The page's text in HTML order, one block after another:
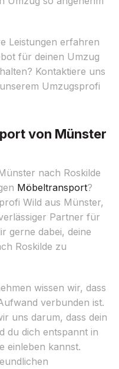
Leistungen erfahren
für deinen Umzug
Kontaktiere uns
Umzugsprofi
von Münster
nach Roskilde
Möbeltransport?
Wild aus Münster,
Partner für
gerne dabei, deine
Roskilde zu
wissen wir, dass
verbunden ist.
uns darum, dass dein
du dich entspannt in
einleben kannst.